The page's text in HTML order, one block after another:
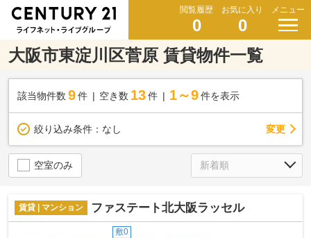
閲覧履歴
0
お気に入り
0
メニュー
大阪市東淀川区菅原 賃貸物件一覧
該当物件数 9件 空き数 13 件 1～9 件を表示
絞り込み条件： なし 変更
空室のみ
賃貸 | マンション ファステート北大阪ラッセル
敷0